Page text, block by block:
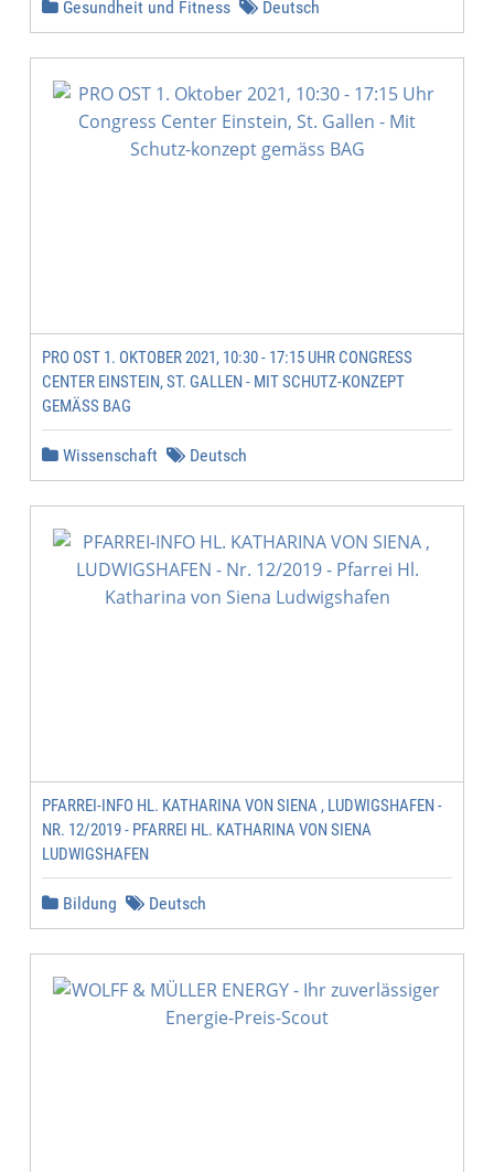
Gesundheit und Fitness Deutsch
PRO OST 1. OKTOBER 2021, 10:30 - 17:15 UHR CONGRESS
CENTER EINSTEIN, ST. GALLEN - MIT SCHUTZ-KONZEPT
GEMÄSS BAG
Wissenschaft Deutsch
PFARREI-INFO HL. KATHARINA VON SIENA , LUDWIGSHAFEN -
NR. 12/2019 - PFARREI HL. KATHARINA VON SIENA
LUDWIGSHAFEN
Bildung Deutsch